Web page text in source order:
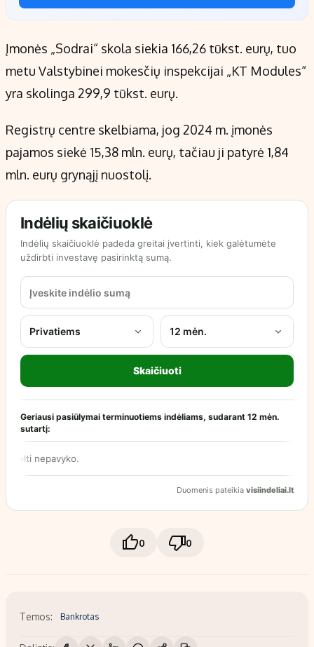
Įmonės „Sodrai“ skola siekia 166,26 tūkst. eurų, tuo
metu Valstybinei mokesčių inspekcijai „KT Modules“
yra skolinga 299,9 tūkst. eurų.
Registrų centre skelbiama, jog 2024 m. įmonės
pajamos siekė 15,38 mln. eurų, tačiau ji patyrė 1,84
mln. eurų grynąjį nuostolį.
0 0
Temos: Bankrotas